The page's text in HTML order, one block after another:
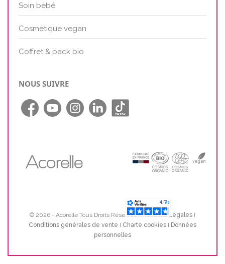
Soin bébé
Cosmétique vegan
Coffret & pack bio
NOUS SUIVRE
© 2026 - Acorelle Tous Droits Réservés IMentions Legales I
Conditions générales de vente I Charte cookies I Données
personnelles